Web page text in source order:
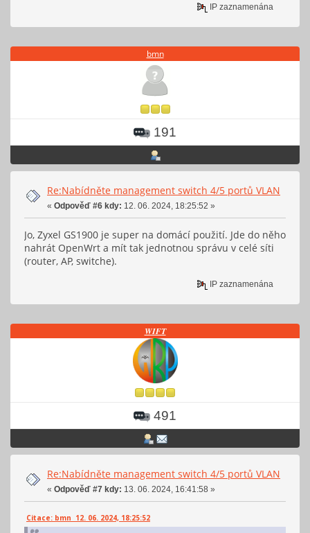
IP zaznamenána
bmn
191
Re:Nabídněte management switch 4/5 portů VLAN
« Odpověď #6 kdy: 12. 06. 2024, 18:25:52 »
Jo, Zyxel GS1900 je super na domácí použití. Jde do něho
nahrát OpenWrt a mít tak jednotnou správu v celé síti
(router, AP, switche).
IP zaznamenána
𝑾𝑰𝑭𝑻
491
Re:Nabídněte management switch 4/5 portů VLAN
« Odpověď #7 kdy: 13. 06. 2024, 16:41:58 »
Citace: bmn 12. 06. 2024, 18:25:52